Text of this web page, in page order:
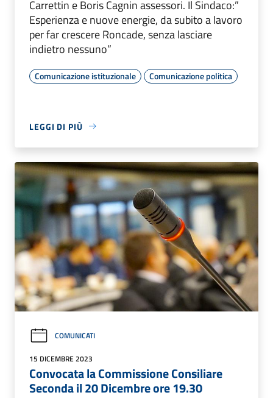
Carrettin e Boris Cagnin assessori. Il Sindaco:”
Esperienza e nuove energie, da subito a lavoro
per far crescere Roncade, senza lasciare
indietro nessuno”
Comunicazione istituzionale Comunicazione politica
LEGGI DI PIÙ
COMUNICATI
15 DICEMBRE 2023
Convocata la Commissione Consiliare
Seconda il 20 Dicembre ore 19.30